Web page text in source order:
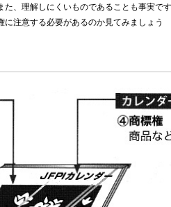
、理解しにくいものであることも事実で
注意する必要があるのか見てみましょう